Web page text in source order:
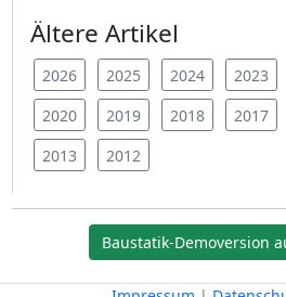
Ältere Artikel
2026 2025 2024 2023
2020
2019 2018 2017
2013
2012
Baustatik-Demoversion